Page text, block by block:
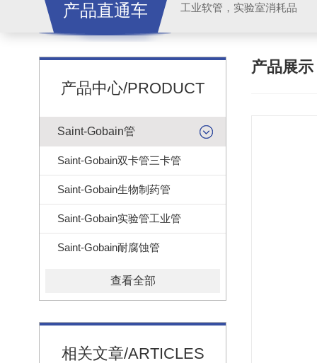
产品直通车 工业软管，实验室消耗品
产品中心/PRODUCT
Saint-Gobain管
Saint-Gobain双卡管三卡管
Saint-Gobain生物制药管
Saint-Gobain实验管工业管
Saint-Gobain耐腐蚀管
查看全部
相关文章/ARTICLES
产品展示